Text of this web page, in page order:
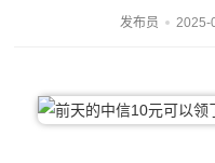
发布员 2025-